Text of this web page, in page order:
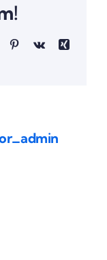
TumblrPinterestVk
Xing